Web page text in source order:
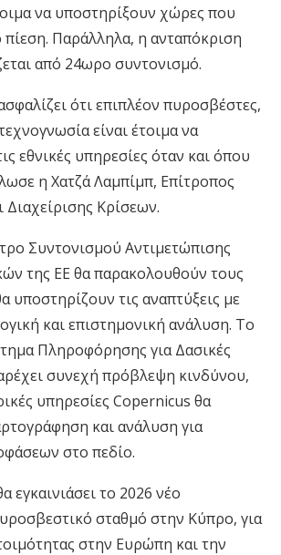
να υποστηρίξουν χώρες που
πίεση. Παράλληλα, η ανταπόκριση
από 24ωρο συντονισμό.
ότι επιπλέον πυροσβέστες,
είναι έτοιμα να
εθνικές υπηρεσίες όταν και όπου
η Χατζά Λαμπίμπ, Επίτροπος
Διαχείρισης Κρίσεων.
Συντονισμού Αντιμετώπισης
της ΕΕ θα παρακολουθούν τους
υποστηρίζουν τις αναπτύξεις με
και επιστημονική ανάλυση. Το
Πληροφόρησης για Δασικές
συνεχή πρόβλεψη κινδύνου,
υπηρεσίες Copernicus θα
και ανάλυση για
στο πεδίο.
εγκαινιάσει το 2026 νέο
σταθμό στην Κύπρο, για
στην Ευρώπη και την